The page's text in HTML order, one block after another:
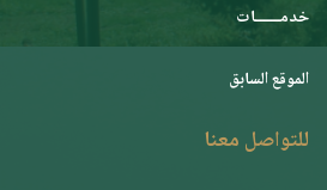
خدمـــــــات
الموقع السابق
للتواصل معنا